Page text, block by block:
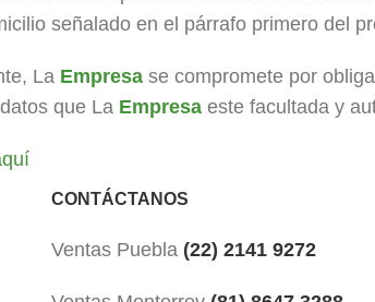
señalado en el párrafo primero del
La Empresa se compromete por
que La Empresa este facultada y
CONTÁCTANOS
Ventas Puebla(22) 2141 9272